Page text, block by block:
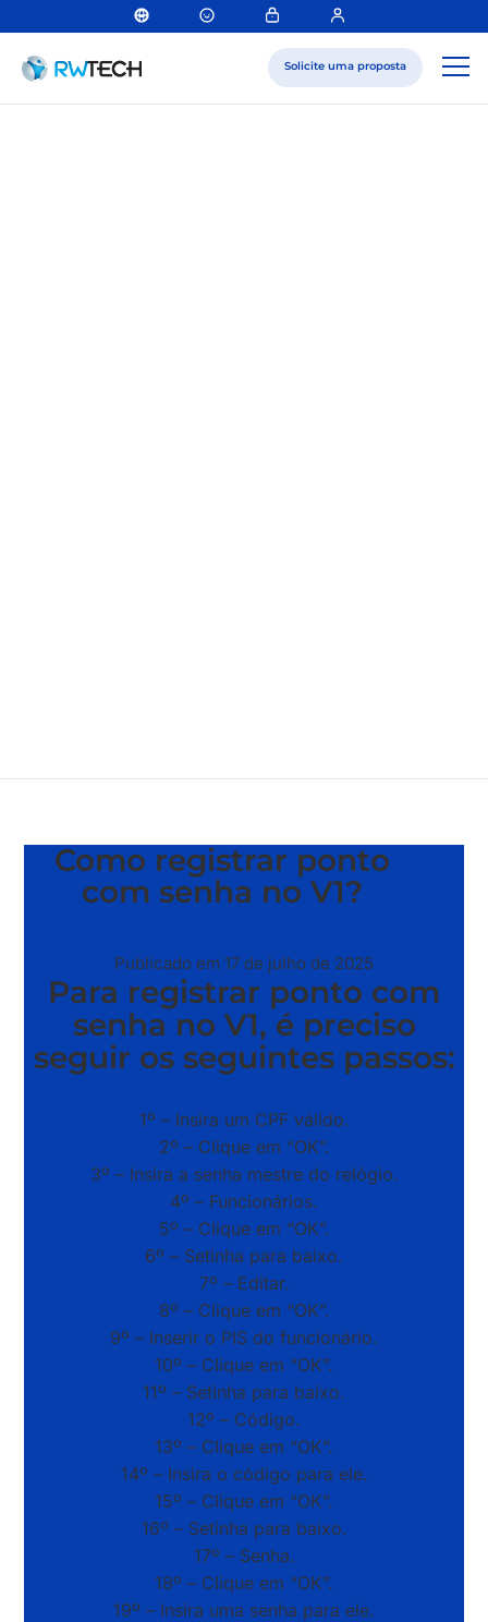
Solicite uma proposta
Como registrar ponto
com senha no V1?
Publicado em 17 de julho de 2025
Para registrar ponto com
senha no V1, é preciso
seguir os seguintes passos:
1º – Insira um CPF válido.
2º – Clique em “OK”.
3º – Insira a senha mestre do relógio.
4º – Funcionários.
5º – Clique em “OK”.
6º – Setinha para baixo.
7º – Editar.
8º – Clique em “OK”.
9º – Inserir o PIS do funcionário.
10º – Clique em “OK”.
11º – Setinha para baixo.
12º – Código.
13º – Clique em “OK”.
14º – Insira o código para ele.
15º – Clique em “OK”.
16º – Setinha para baixo.
17º – Senha.
18º – Clique em “OK”.
19º – Insira uma senha para ele.